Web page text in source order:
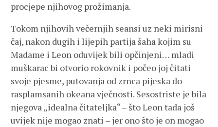
procjepe njihovog prožimanja.
Tokom njihovih večernjih seansi uz neki mirisni
čaj, nakon dugih i lijepih partija šaha kojim su
Madame i Leon oduvijek bili opčinjeni… mladi
muškarac bi otvorio rokovnik i počeo joj čitati
svoje pjesme, putovanja od zrnca pijeska do
rasplamsanih okeana vječnosti. Sesostriste je bila
njegova „idealna čitateljka“ – što Leon tada još
uvijek nije mogao znati – jer ono što je on mogao